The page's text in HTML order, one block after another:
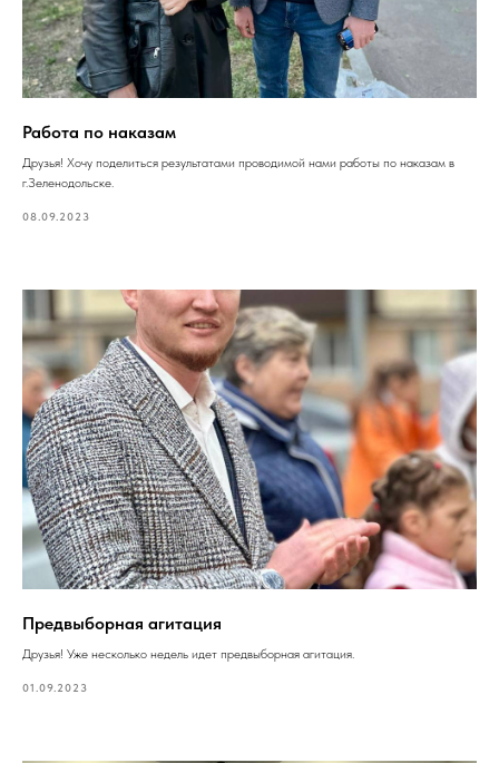
Работа по наказам
Друзья! Хочу поделиться результатами проводимой нами работы по наказам в
г.Зеленодольске.
08.09.2023
Предвыборная агитация
Друзья! Уже несколько недель идет предвыборная агитация.
01.09.2023